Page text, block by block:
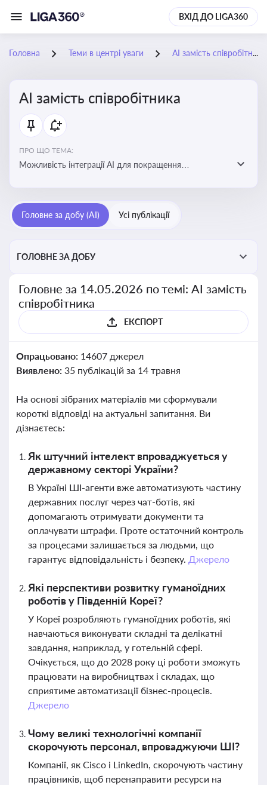
ВХІД ДО LIGA360
Головна Теми в центрі уваги АІ замість співробітника
АІ замість співробітника
ПРО ЩО ТЕМА:
Можливість інтеграції АІ для покращення
Головне за добу (AI) Усі публікації
ГОЛОВНЕ ЗА ДОБУ
Головне за 14.05.2026 по темі: АІ замість
співробітника
ЕКСПОРТ
Опрацьовано: 14607 джерел
Виявлено: 35 публікацій за 14 травня
На основі зібраних матеріалів ми сформували
короткі відповіді на актуальні запитання. Ви
дізнаєтесь:
Як штучний інтелект впроваджується у
державному секторі України?
В Україні ШІ-агенти вже автоматизують частину
державних послуг через чат-ботів, які
допомагають отримувати документи та
оплачувати штрафи. Проте остаточний контроль
за процесами залишається за людьми, що
гарантує відповідальність і безпеку. Джерело
Які перспективи розвитку гуманоїдних
роботів у Південній Кореї?
У Кореї розробляють гуманоїдних роботів, які
навчаються виконувати складні та делікатні
завдання, наприклад, у готельній сфері.
Очікується, що до 2028 року ці роботи зможуть
працювати на виробництвах і складах, що
сприятиме автоматизації бізнес-процесів.
Джерело
Чому великі технологічні компанії
скорочують персонал, впроваджуючи ШІ?
Компанії, як Cisco і LinkedIn, скорочують частину
працівників, щоб перенаправити ресурси на